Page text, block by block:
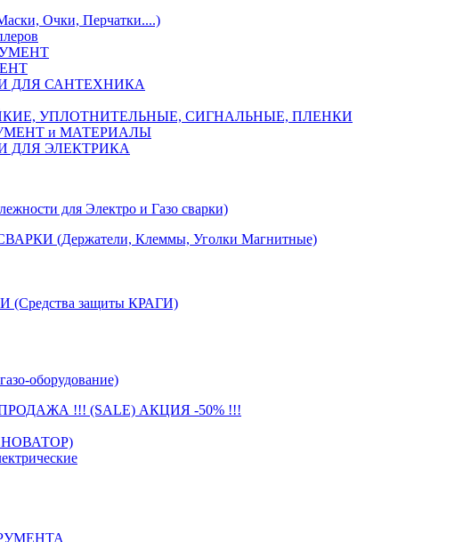
Очки, Перчатки....)
ДЛЯ САНТЕХНИКА
УПЛОТНИТЕЛЬНЫЕ, СИГНАЛЬНЫЕ, ПЛЕНКИ
и МАТЕРИАЛЫ
ДЛЯ ЭЛЕКТРИКА
для Электро и Газо сварки)
(Держатели, Клеммы, Уголки Магнитные)
защиты КРАГИ)
оборудование)
!!! (SALE) АКЦИЯ -50% !!!